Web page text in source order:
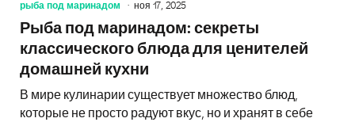
рыба под маринадом ноя 17, 2025
Рыба под маринадом: секреты
классического блюда для ценителей
домашней кухни
В мире кулинарии существует множество блюд,
которые не просто радуют вкус, но и хранят в себе